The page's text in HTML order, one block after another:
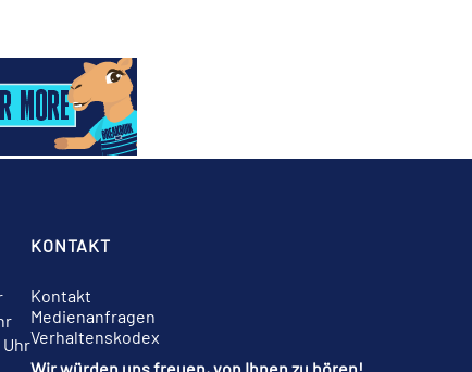
Uhr
KONTAKT
Kontakt
Medienanfragen
Verhaltenskodex